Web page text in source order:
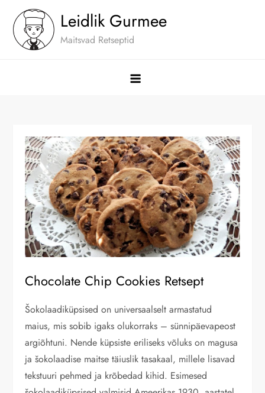
content
Leidlik Gurmee
Maitsvad Retseptid
Chocolate Chip Cookies Retsept
Šokolaadiküpsised on universaalselt armastatud
maius, mis sobib igaks olukorraks – sünnipäevapeost
argiõhtuni. Nende küpsiste eriliseks võluks on magusa
ja šokolaadise maitse täiuslik tasakaal, millele lisavad
tekstuuri pehmed ja krõbedad kihid. Esimesed